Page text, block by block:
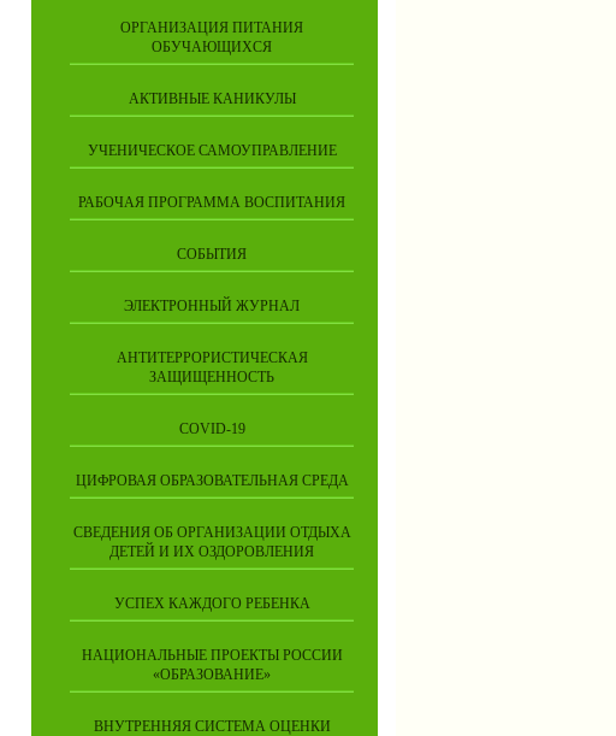
ОРГАНИЗАЦИЯ ПИТАНИЯ
ОБУЧАЮЩИХСЯ
АКТИВНЫЕ КАНИКУЛЫ
УЧЕНИЧЕСКОЕ САМОУПРАВЛЕНИЕ
РАБОЧАЯ ПРОГРАММА ВОСПИТАНИЯ
СОБЫТИЯ
ЭЛЕКТРОННЫЙ ЖУРНАЛ
АНТИТЕРРОРИСТИЧЕСКАЯ
ЗАЩИЩЕННОСТЬ
COVID-19
ЦИФРОВАЯ ОБРАЗОВАТЕЛЬНАЯ СРЕДА
СВЕДЕНИЯ ОБ ОРГАНИЗАЦИИ ОТДЫХА
ДЕТЕЙ И ИХ ОЗДОРОВЛЕНИЯ
УСПЕХ КАЖДОГО РЕБЕНКА
НАЦИОНАЛЬНЫЕ ПРОЕКТЫ РОССИИ
«ОБРАЗОВАНИЕ»
ВНУТРЕННЯЯ СИСТЕМА ОЦЕНКИ